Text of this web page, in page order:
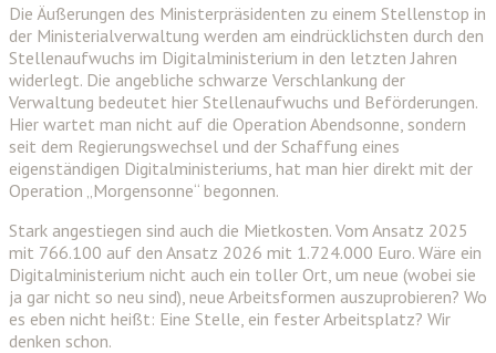
Die Äußerungen des Ministerpräsidenten zu einem Stellenstop in
der Ministerialverwaltung werden am eindrücklichsten durch den
Stellenaufwuchs im Digitalministerium in den letzten Jahren
widerlegt. Die angebliche schwarze Verschlankung der
Verwaltung bedeutet hier Stellenaufwuchs und Beförderungen.
Hier wartet man nicht auf die Operation Abendsonne, sondern
seit dem Regierungswechsel und der Schaffung eines
eigenständigen Digitalministeriums, hat man hier direkt mit der
Operation „Morgensonne“ begonnen.
Stark angestiegen sind auch die Mietkosten. Vom Ansatz 2025
mit 766.100 auf den Ansatz 2026 mit 1.724.000 Euro. Wäre ein
Digitalministerium nicht auch ein toller Ort, um neue (wobei sie
ja gar nicht so neu sind), neue Arbeitsformen auszuprobieren? Wo
es eben nicht heißt: Eine Stelle, ein fester Arbeitsplatz? Wir
denken schon.